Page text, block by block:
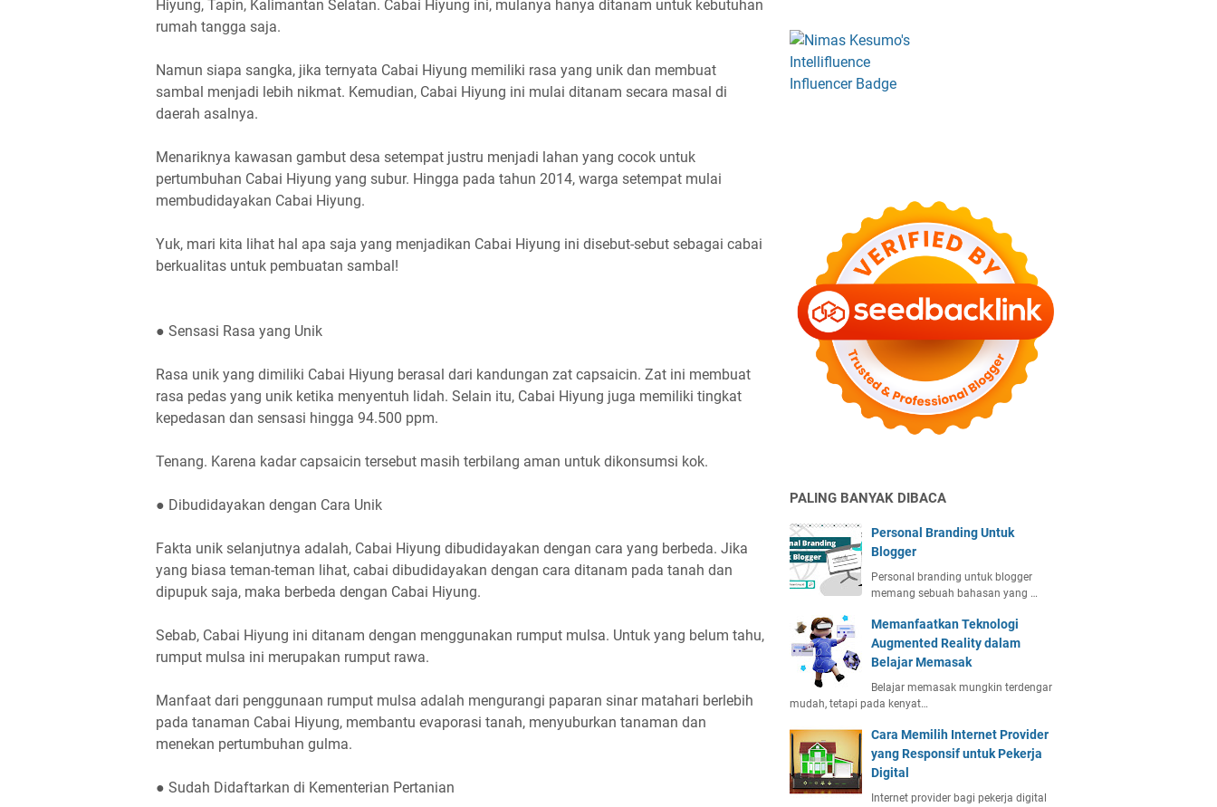
Hiyung, Tapin, Kalimantan Selatan. Cabai Hiyung ini, mulanya hanya ditanam untuk kebutuhan
rumah tangga saja.
Namun siapa sangka, jika ternyata Cabai Hiyung memiliki rasa yang unik dan membuat
sambal menjadi lebih nikmat. Kemudian, Cabai Hiyung ini mulai ditanam secara masal di
daerah asalnya.
Menariknya kawasan gambut desa setempat justru menjadi lahan yang cocok untuk
pertumbuhan Cabai Hiyung yang subur. Hingga pada tahun 2014, warga setempat mulai
membudidayakan Cabai Hiyung.
Yuk, mari kita lihat hal apa saja yang menjadikan Cabai Hiyung ini disebut-sebut sebagai cabai
berkualitas untuk pembuatan sambal!
● Sensasi Rasa yang Unik
Rasa unik yang dimiliki Cabai Hiyung berasal dari kandungan zat capsaicin. Zat ini membuat
rasa pedas yang unik ketika menyentuh lidah. Selain itu, Cabai Hiyung juga memiliki tingkat
kepedasan dan sensasi hingga 94.500 ppm.
Tenang. Karena kadar capsaicin tersebut masih terbilang aman untuk dikonsumsi kok.
● Dibudidayakan dengan Cara Unik
Fakta unik selanjutnya adalah, Cabai Hiyung dibudidayakan dengan cara yang berbeda. Jika
yang biasa teman-teman lihat, cabai dibudidayakan dengan cara ditanam pada tanah dan
dipupuk saja, maka berbeda dengan Cabai Hiyung.
Sebab, Cabai Hiyung ini ditanam dengan menggunakan rumput mulsa. Untuk yang belum tahu,
rumput mulsa ini merupakan rumput rawa.
Manfaat dari penggunaan rumput mulsa adalah mengurangi paparan sinar matahari berlebih
pada tanaman Cabai Hiyung, membantu evaporasi tanah, menyuburkan tanaman dan
menekan pertumbuhan gulma.
● Sudah Didaftarkan di Kementerian Pertanian
PALING BANYAK DIBACA
Personal Branding Untuk
Blogger
Personal branding untuk blogger
memang sebuah bahasan yang …
Memanfaatkan Teknologi
Augmented Reality dalam
Belajar Memasak
Belajar memasak mungkin terdengar
mudah, tetapi pada kenyat…
Cara Memilih Internet Provider
yang Responsif untuk Pekerja
Digital
Internet provider bagi pekerja digital